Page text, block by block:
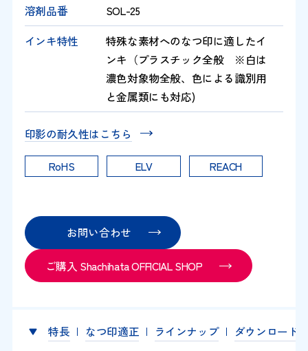
溶剤品番
SOL-25
インキ特性
特殊な素材へのなつ印に適したイ
ンキ（プラスチック全般 ※白は
濃色対象物全般、色による識別用
と金属類にも対応)
印影の耐久性はこちら
RoHS ELV REACH
お問い合わせ
ご購入 Shachihata OFFICIAL SHOP
特長 なつ印適正 ラインナップ ダウンロード